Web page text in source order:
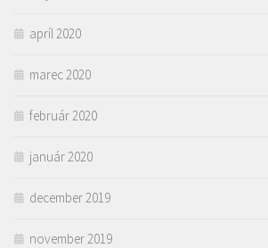
apríl 2020
marec 2020
február 2020
január 2020
december 2019
november 2019